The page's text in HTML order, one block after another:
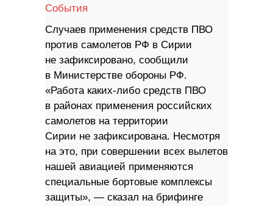
События
Случаев применения средств ПВО
против самолетов РФ в Сирии
не зафиксировано, сообщили
в Министерстве обороны РФ. ​
«Работа каких-либо средств ПВО
в районах применения российских
самолетов на территории
Сирии не зафиксирована. Несмотря
на это, при совершении всех вылетов
нашей авиацией применяются
специальные бортовые комплексы
защиты», — сказал на брифинге